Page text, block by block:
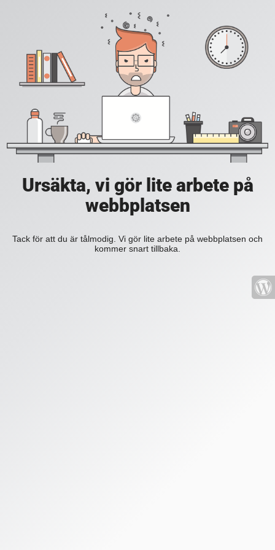
Ursäkta, vi gör lite arbete på
webbplatsen
Tack för att du är tålmodig. Vi gör lite arbete på webbplatsen och
kommer snart tillbaka.